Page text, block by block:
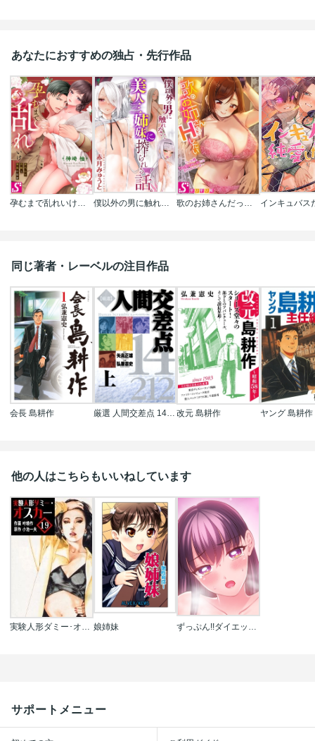
あなたにおすすめの独占・先行作品
孕むまで乱れいけ～身代わり花嫁と軍服の猛愛 僕以外の男に触れない､美人三姉妹に搾られる話 歌のお姉さんだってHしたい～こんな顔､TVの前のみんなには見せられないよ…
同じ著者・レーベルの注目作品
会長 島耕作 厳選 人間交差点 14/212 改元 島耕作 ヤング 島耕
他の人はこちらもいいねしています
娘姉妹
サポートメニュー